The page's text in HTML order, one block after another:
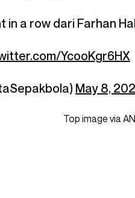
in a row dari Farhan
YcooKgr6HX
May 8,
Top image via